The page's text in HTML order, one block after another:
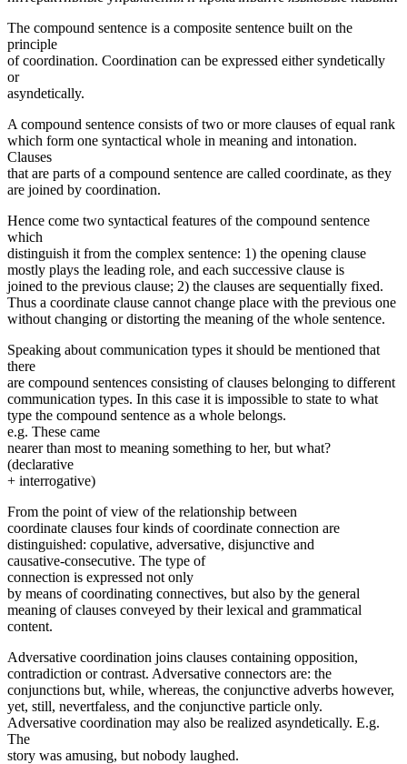
The compound sentence is a composite sentence built on the
principle
of coordination. Coordination can be expressed either syndetically
or
asyndetically.
A compound sentence consists of two or more clauses of equal rank
which form one syntactical whole in meaning and intonation.
Clauses
that are parts of a compound sentence are called coordinate, as they
are joined by coordination.
Hence come two syntactical features of the compound sentence
which
distinguish it from the complex sentence: 1) the opening clause
mostly plays the leading role, and each suc­cessive clause is
joined to the previous clause; 2) the clauses are sequentially fixed.
Thus a coordinate clause cannot change place with the previous one
without changing or distorting the meaning of the whole sentence.
Speaking about communication types it should be mentioned that
there
are compound sentences consisting of clauses belonging to different
communication types. In this case it is impossible to state to what
type the compound sentence as a whole belongs.
e.g. These came
nearer than most to meaning something to her, but what?
(declarative
+ interrogative)
From the point of view of the relationship between
coordinate clauses four kinds of coordinate connection are
distinguished: copulative, adversative, disjunctive and
causative-consecutive. The type of
connec­tion is expressed not only
by means of coordinating con­nectives, but also by the general
meaning of clauses con­veyed by their lexical and grammatical
content.
Adversative coordination joins clauses containing opposi­tion,
contradiction or contrast. Adversative connectors are: the
conjunctions but, while, whereas, the conjunctive adverbs how­ever,
yet, still, nevertfaless, and the conjunctive particle only.
Adversative coordination may also be realized asyndetically. E.g.
The
story was amusing, but nobody laughed.